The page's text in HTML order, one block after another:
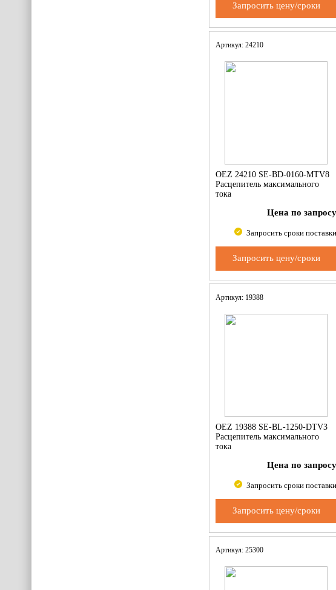
Запросить цену/сроки
Артикул: 24210
OEZ 24210 SE-BD-0160-MTV8
Расцепитель максимального
тока
Цена по запросу
Запросить сроки поставки
Запросить цену/сроки
Артикул: 19388
OEZ 19388 SE-BL-1250-DTV3
Расцепитель максимального
тока
Цена по запросу
Запросить сроки поставки
Запросить цену/сроки
Артикул: 25300